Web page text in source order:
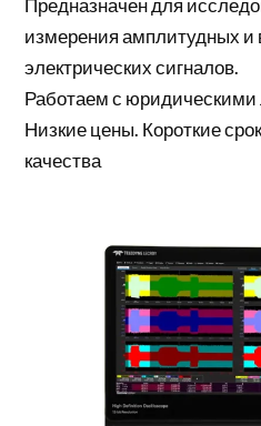
Предназначен для
измерения амплитудных
электрических сигналов.
Работаем с
Низкие цены. Короткие
качества